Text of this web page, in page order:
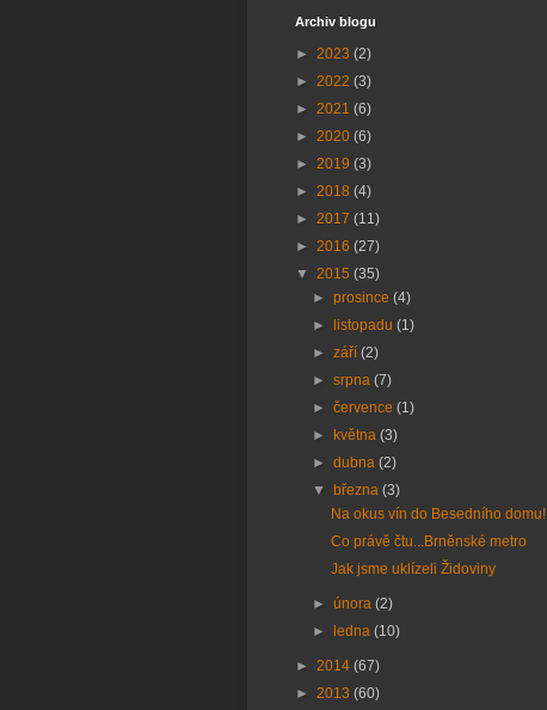
Archiv blogu
► 2023 (2)
► 2022 (3)
► 2021 (6)
► 2020 (6)
► 2019 (3)
► 2018 (4)
► 2017 (11)
► 2016 (27)
▼ 2015 (35)
►prosince(4)
►
listopadu(1)
►září(2)
►srpna(7)
►července(1)
►
května(3)
►dubna(2)
▼ března(3)
Na okus vín do Besedního domu!
Co právě čtu...Brněnské metro
Jak jsme uklízeli Židoviny
►února(2)
►
ledna(10)
► 2014 (67)
► 2013 (60)